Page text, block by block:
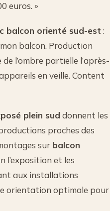
euros. »
balcon orienté sud-est :
balcon. Production
l’ombre partielle l’après-
en veille. Content
plein sud donnent les
proches des
sur balcon
l’exposition et les
aux installations
orientation optimale pour